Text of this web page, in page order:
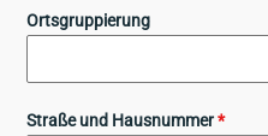
Ortsgruppierung
Straße und Hausnummer*